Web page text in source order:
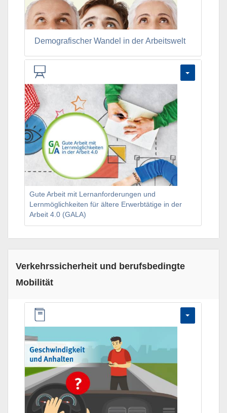
Demografischer Wandel in der Arbeitswelt
Gute Arbeit mit Lernanforderungen und
Lernmöglichkeiten für ältere Erwerbtätige in der
Arbeit 4.0 (GALA)
Verkehrssicherheit und berufsbedingte
Mobilität